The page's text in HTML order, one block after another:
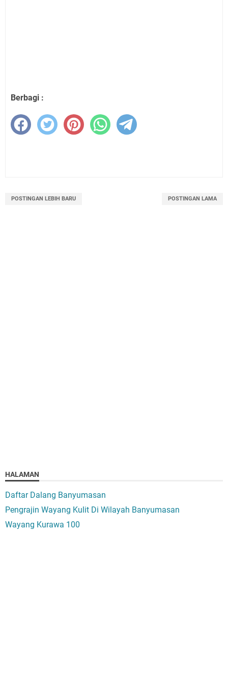
Berbagi :
POSTINGAN LEBIH BARU POSTINGAN LAMA
HALAMAN
Daftar Dalang Banyumasan
Pengrajin Wayang Kulit Di Wilayah Banyumasan
Wayang Kurawa 100